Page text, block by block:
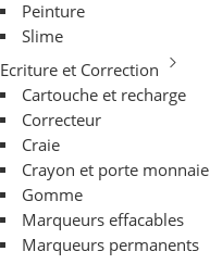
Peinture
Slime
Ecriture et Correction
Cartouche et recharge
Correcteur
Craie
Crayon et porte monnaie
Gomme
Marqueurs effacables
Marqueurs permanents